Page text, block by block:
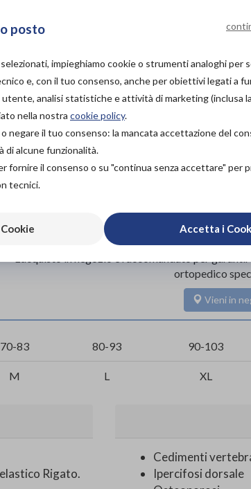
NEGOZIO
PROVA E NOLEGGIA IN
NEGOZIO
NON DISPONIBILE
ACQUISTA ONLINE
NON DISPONIBILE
Organizza
Scarica il
L'acquisto in negozio è raccomandato per
ortopedico
Vieni in
70-83 80-93 90-103
M L XL
Rigato.
Cedimenti
Ipercifosi dorsale
posto
impieghiamo cookie o strumenti analoghi
e, con il tuo consenso, anche per obiettivi legati a
analisi statistiche e attività di marketing (inclusa
nella nostra cookie policy.
negare il tuo consenso: la mancata accettazione del
di alcune funzionalità.
fornire il consenso o su "continua senza accettare" per
tecnici.
Accetta i